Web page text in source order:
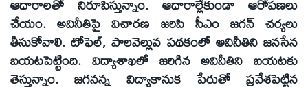
చేయం. అవినీతిపై విచారణ జరిపి సీఎం జగన్‌ చర్యలు
తీసుకోవాలి. టోఫెల్‌, పాలవెల్లువ పథకంలో అవినీతిని జనసేన
బయటపెట్టింది. విద్యాశాఖలో జరిగిన అవినీతిని బయటకు
తెస్తున్నాం. జగనన్న విద్యాకానుక పేరుతో ప్రవేశపెట్టిన